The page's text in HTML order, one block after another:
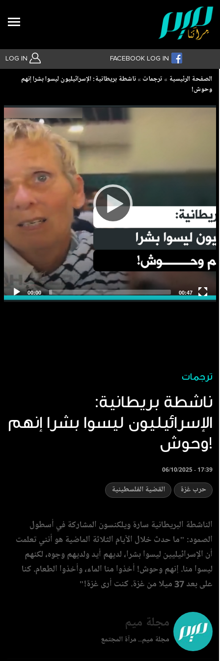
LOG IN FACEBOOK LOG IN
بحث متقدم
Breadcrumb
الصفحة الرئيسية ترجمات
ناشطة بريطانية: الإسرائيليون ليسوا بشرا إنهم
وحوش!
ترجمات
ناشطة بريطانية:
الإسرائيليون ليسوا بشرا إنهم
وحوش!
06/10/2025 - 17:39
حرب غزة القضية الفلسطينية
الناشطة البريطانية سارة ويلكنسون المشاركة في أسطول
الصمود: "ما حدث خلال الأيام الثلاثة الماضية هو أنني تعلمت
أن الإسرائيليين ليسوا بشرا، لديهم أيد ولديهم وجوه، لكنهم
ليسوا منا. إنهم وحوش! أخذوا منا الماء، وأخذوا الطعام. كنا
على بعد 37 ميلا من غزة. كنت أرى غزة!"
مجلة ميم
مجلة ميم.. مرآة المجتمع